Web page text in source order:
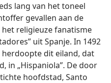
lang van het toneel
gevallen aan de
religieuze fanatisme
uit Spanje. In 1492
dit eiland, dat
in „Hispaniola”. De door
hoofdstad, Santo